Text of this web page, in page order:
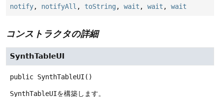
notify, notifyAll , toString , wait , wait , wait
コンストラクタの詳細
SynthTableUI
public SynthTableUI ()
SynthTableUIを構築します。